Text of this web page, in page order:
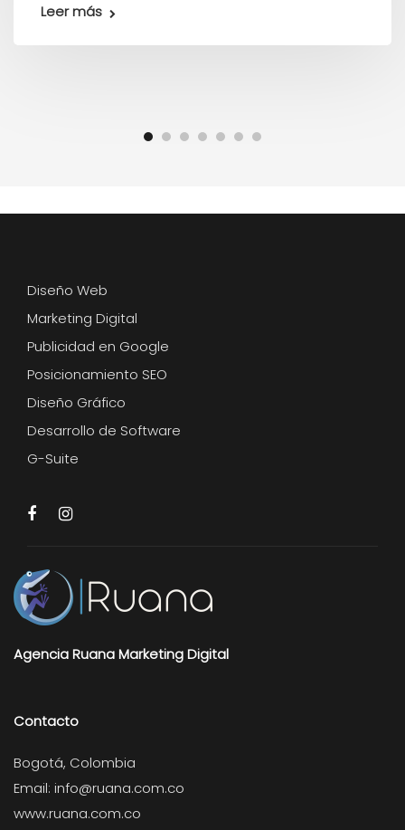
Leer más
Diseño Web
Marketing Digital
Publicidad en Google
Posicionamiento SEO
Diseño Gráfico
Desarrollo de Software
G-Suite
Agencia Ruana Marketing Digital
Contacto
Bogotá, Colombia
Email: info@ruana.com.co
www.ruana.com.co